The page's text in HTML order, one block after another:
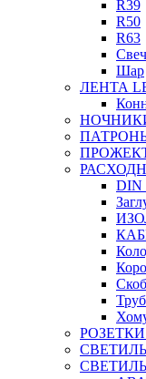
R39
R50
R63
Шар
ЛЕНТА
DIN